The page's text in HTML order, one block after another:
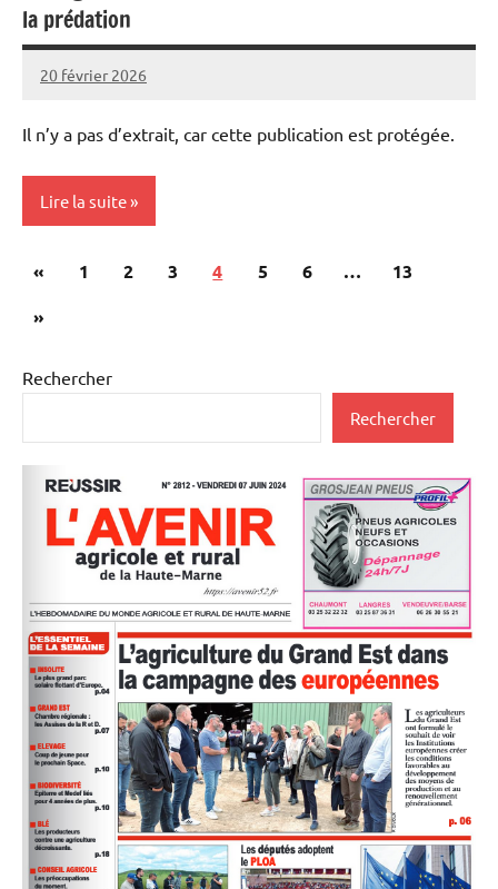
la prédation
20 février 2026
Thibaut
Il n’y a pas d’extrait, car cette publication est protégée.
Lire la suite
Initiatives
Vie
Pagination
«Publications
1 2 3 4 5 6 …
13
Articles
»
Rechercher
Rechercher